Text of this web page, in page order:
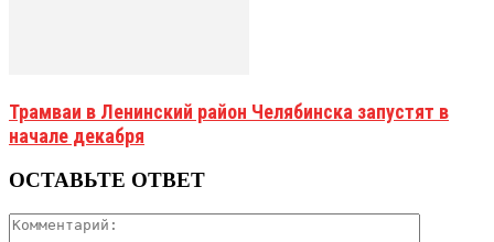
Трамваи в Ленинский район Челябинска запустят в
начале декабря
ОСТАВЬТЕ ОТВЕТ